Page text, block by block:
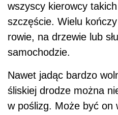
wszyscy kierowcy
szczęście. Wielu
rowie, na drzewie lub
samochodzie.
Nawet jadąc bardzo
śliskiej drodze można
w poślizg. Może być on